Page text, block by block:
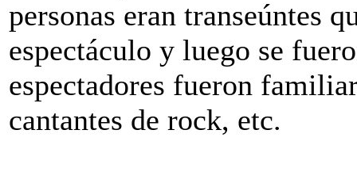
personas eran transeúntes
espectáculo y luego se
espectadores fueron
cantantes de rock, etc.